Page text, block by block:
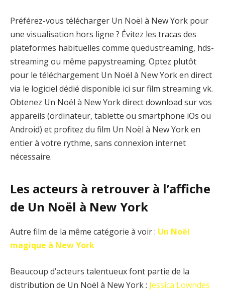
Préférez-vous télécharger Un Noël à New York pour
une visualisation hors ligne ? Évitez les tracas des
plateformes habituelles comme quedustreaming, hds-
streaming ou même papystreaming. Optez plutôt
pour le téléchargement Un Noël à New York en direct
via le logiciel dédié disponible ici sur film streaming vk.
Obtenez Un Noël à New York direct download sur vos
appareils (ordinateur, tablette ou smartphone iOs ou
Android) et profitez du film Un Noël à New York en
entier à votre rythme, sans connexion internet
nécessaire.
Les acteurs à retrouver à l’affiche
de Un Noël à New York
Autre film de la même catégorie à voir : Un Noël
magique à New York
Beaucoup d’acteurs talentueux font partie de la
distribution de Un Noël à New York : Jessica Lowndes